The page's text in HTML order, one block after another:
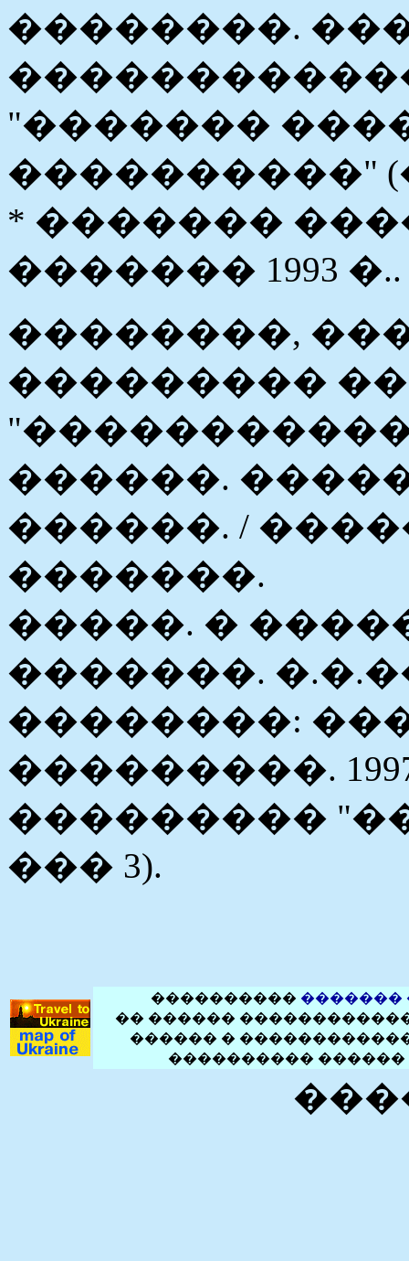
��������.
"�������
����������"
* �������
������� 1993
��������,
���������
������.
������. /
�������.
�����. �
�������.
��������:
���������.
���������
��� 3).
���������� �������
�� ������
������ �
����������
����